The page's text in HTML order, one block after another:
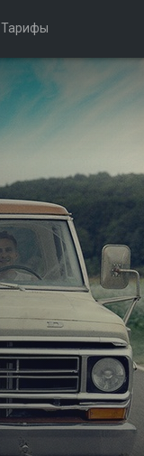
Тарифы